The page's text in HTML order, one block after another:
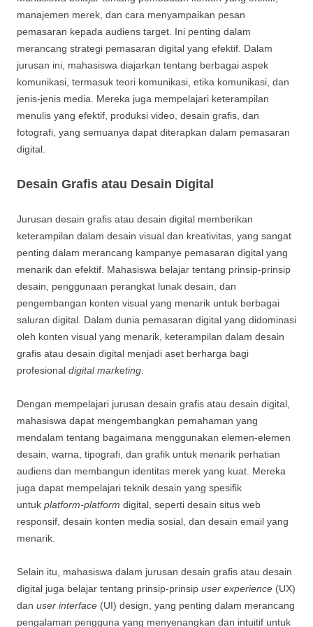
manajemen merek, dan cara menyampaikan pesan
pemasaran kepada audiens target. Ini penting dalam
merancang strategi pemasaran digital yang efektif. Dalam
jurusan ini, mahasiswa diajarkan tentang berbagai aspek
komunikasi, termasuk teori komunikasi, etika komunikasi, dan
jenis-jenis media. Mereka juga mempelajari keterampilan
menulis yang efektif, produksi video, desain grafis, dan
fotografi, yang semuanya dapat diterapkan dalam pemasaran
digital.
Desain Grafis atau Desain Digital
Jurusan desain grafis atau desain digital memberikan
keterampilan dalam desain visual dan kreativitas, yang sangat
penting dalam merancang kampanye pemasaran digital yang
menarik dan efektif. Mahasiswa belajar tentang prinsip-prinsip
desain, penggunaan perangkat lunak desain, dan
pengembangan konten visual yang menarik untuk berbagai
saluran digital. Dalam dunia pemasaran digital yang didominasi
oleh konten visual yang menarik, keterampilan dalam desain
grafis atau desain digital menjadi aset berharga bagi
profesional digital marketing.
Dengan mempelajari jurusan desain grafis atau desain digital,
mahasiswa dapat mengembangkan pemahaman yang
mendalam tentang bagaimana menggunakan elemen-elemen
desain, warna, tipografi, dan grafik untuk menarik perhatian
audiens dan membangun identitas merek yang kuat. Mereka
juga dapat mempelajari teknik desain yang spesifik
untuk platform-platform digital, seperti desain situs web
responsif, desain konten media sosial, dan desain email yang
menarik.
Selain itu, mahasiswa dalam jurusan desain grafis atau desain
digital juga belajar tentang prinsip-prinsip user experience (UX)
dan user interface (UI) design, yang penting dalam merancang
pengalaman pengguna yang menyenangkan dan intuitif untuk